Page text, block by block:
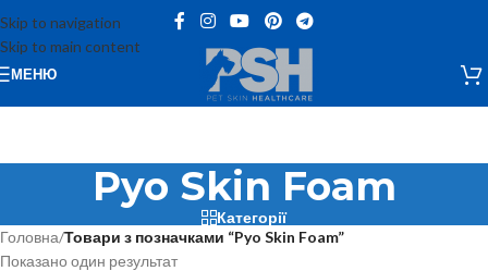
Skip to navigation
Skip to main content
МЕНЮ
Pyo Skin Foam
Категорії
Головна/Товари з позначками “Pyo Skin Foam”
Показано один результат